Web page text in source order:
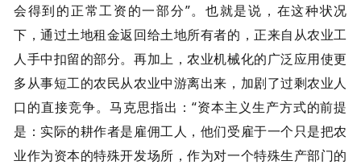
会得到的正常工资的一部分”。也就是说，在这种状况
下，通过土地租金返回给土地所有者的，正来自从农业工
人手中扣留的部分。再加上，农业机械化的广泛应用使更
多从事短工的农民从农业中游离出来，加剧了过剩农业人
口的直接竞争。马克思指出：“资本主义生产方式的前提
是：实际的耕作者是雇佣工人，他们受雇于一个只是把农
业作为资本的特殊开发场所，作为对一个特殊生产部门的